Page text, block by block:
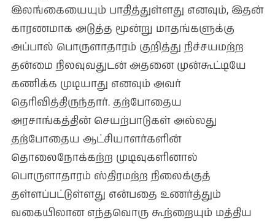
இலங்கையையும் பாதித்துள்ளது எனவும், இதன்
காரணமாக அடுத்த மூன்று மாதங்களுக்கு
அப்பால் பொருளாதாரம் குறித்து நிச்சயமற்ற
தன்மை நிலவுவதுடன் அதனை முன்கூட்டியே
கணிக்க முடியாது எனவும் அவர்
தெரிவித்திருந்தார். தற்போதைய
அரசாங்கத்தின் செயற்பாடுகள் அல்லது
தற்போதைய ஆட்சியாளர்களின்
தொலைநோக்கற்ற முடிவுகளினால்
பொருளாதாரம் ஸ்திரமற்ற நிலைக்குத்
தள்ளப்பட்டுள்ளது என்பதை உணர்த்தும்
வகையிலான எந்தவொரு கூற்றையும் மத்திய